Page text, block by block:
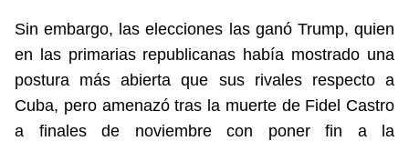
Sin embargo, las elecciones las ganó Trump, quien
en las primarias republicanas había mostrado una
postura más abierta que sus rivales respecto a
Cuba, pero amenazó tras la muerte de Fidel Castro
a finales de noviembre con poner fin a la